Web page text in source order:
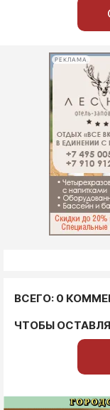
РЕКЛАМА
ВСЕГО: 0
ЧТОБЫ